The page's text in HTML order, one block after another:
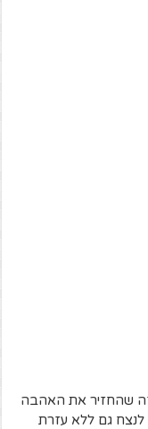
שהחזיר את האהבה
לנצח גם ללא עזרת